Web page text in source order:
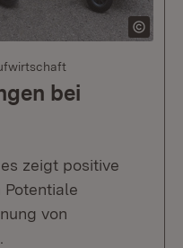
bei
zeigt positive
von